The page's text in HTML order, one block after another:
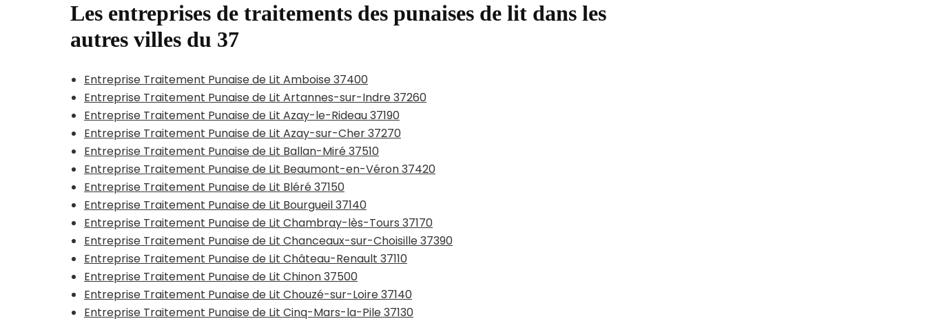
Les entreprises de traitements des punaises de lit dans les
autres villes du 37
Entreprise Traitement Punaise de Lit Amboise 37400
Entreprise Traitement Punaise de Lit Artannes-sur-Indre 37260
Entreprise Traitement Punaise de Lit Azay-le-Rideau 37190
Entreprise Traitement Punaise de Lit Azay-sur-Cher 37270
Entreprise Traitement Punaise de Lit Ballan-Miré 37510
Entreprise Traitement Punaise de Lit Beaumont-en-Véron 37420
Entreprise Traitement Punaise de Lit Bléré 37150
Entreprise Traitement Punaise de Lit Bourgueil 37140
Entreprise Traitement Punaise de Lit Chambray-lès-Tours 37170
Entreprise Traitement Punaise de Lit Chanceaux-sur-Choisille 37390
Entreprise Traitement Punaise de Lit Château-Renault 37110
Entreprise Traitement Punaise de Lit Chinon 37500
Entreprise Traitement Punaise de Lit Chouzé-sur-Loire 37140
Entreprise Traitement Punaise de Lit Cinq-Mars-la-Pile 37130